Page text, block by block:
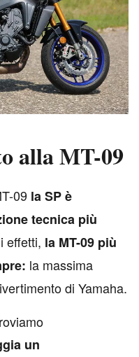
alla MT-09
09 la SP è
tecnica più
effetti, la MT-09 più
la massima
di Yamaha.
un